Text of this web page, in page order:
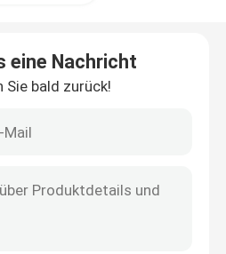
3D
eine Nachricht
Sie bald zurück!